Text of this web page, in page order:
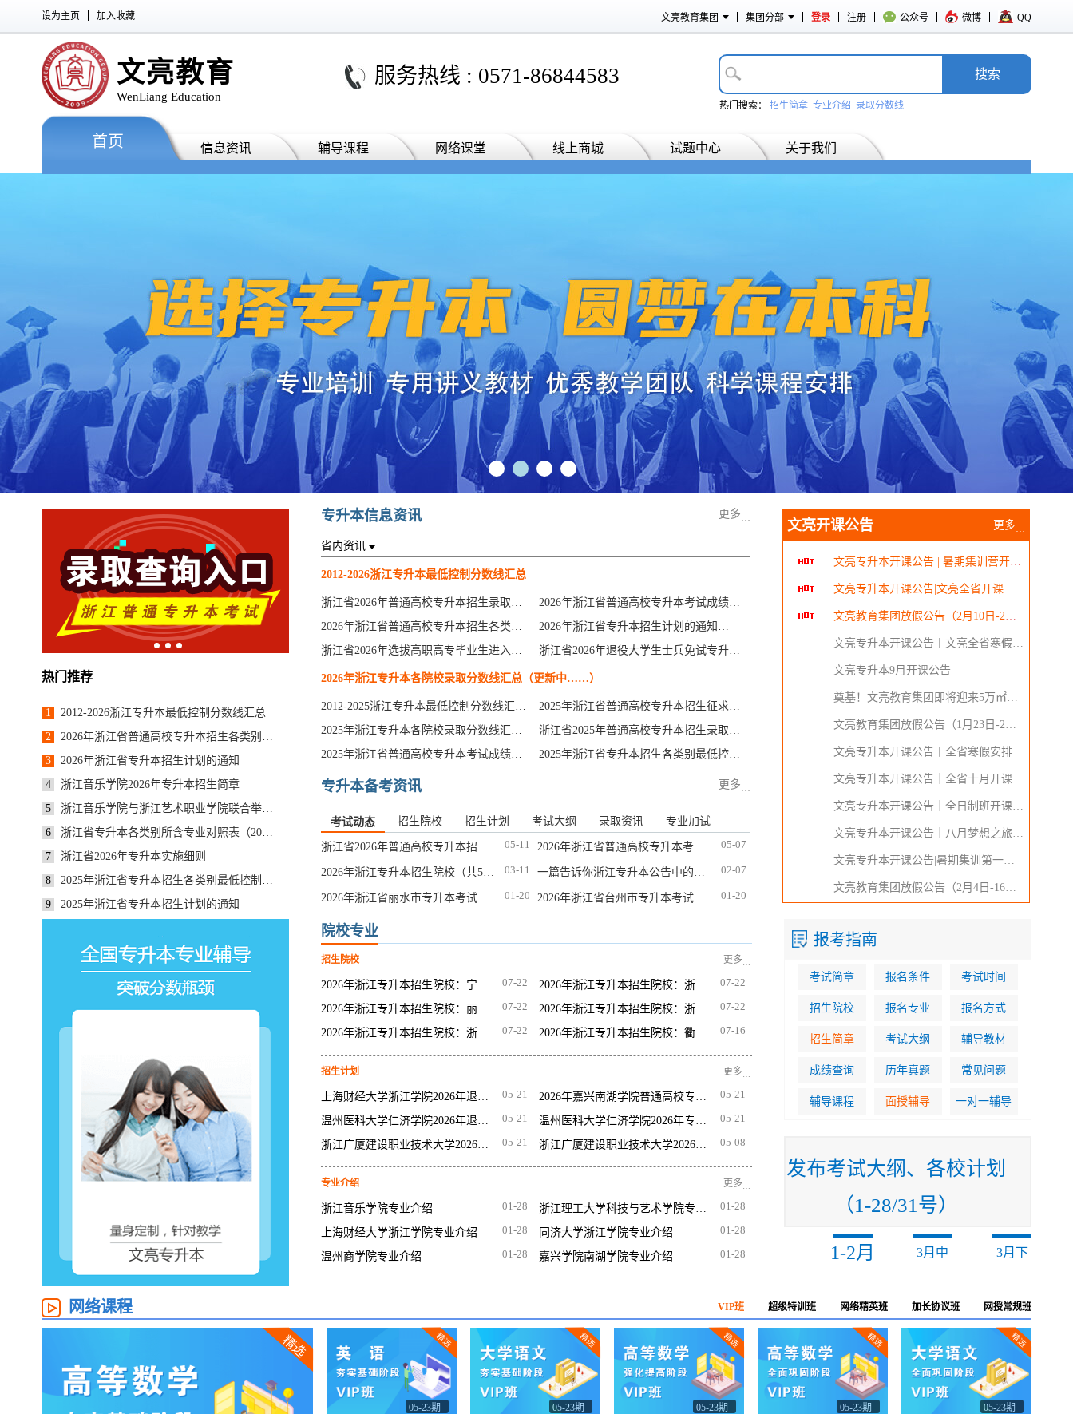
设为主页 加入收藏 文亮教育集团 集团分部 登录 注册 公众号 微博 QQ
文亮教育
WenLiang Education
服务热线 : 0571-86844583 搜­索
热门搜索：招生简章 专业介绍 录取分数线
首页 信息资讯 辅导课程 网络课堂 线上商城 试题中心 关于我们
热门推荐
1
2012-2026浙江专升本最低控制分数线汇总
2
2026年浙江省普通高校专升本招生各类别最低控制分数线通告
3
2026年浙江省专升本招生计划的通知
4
浙江音乐学院2026年专升本招生简章
5
浙江音乐学院与浙江艺术职业学院联合举办2026年专升本音乐表演（越剧器乐）班招生简章
6
浙江省专升本各类别所含专业对照表（2026年版）
7
浙江省2026年专升本实施细则
8
2025年浙江省专升本招生各类别最低控制分数线通告
9
2025年浙江省专升本招生计划的通知
专升本信息资讯 更多…
省内资讯
浙江
河北
2012-2026浙江专升本最低控制分数线汇总
浙江省2026年普通高校专升本招生录取时间安排
2026年浙江省普通高校专升本考试成绩查询入口
2026年浙江省普通高校专升本招生各类别最低控制分数线通告
2026年浙江省专升本招生计划的通知
浙江省2026年选拔高职高专毕业生进入本科学习实施细则
浙江省2026年退役大学生士兵免试专升本招生工作实施办法
2026年浙江专升本各院校录取分数线汇总（更新中……）
2012-2025浙江专升本最低控制分数线汇总
2025年浙江省普通高校专升本招生征求志愿通告
2025年浙江专升本各院校录取分数线汇总（更新中……）
浙江省2025年普通高校专升本招生录取时间安排
2025年浙江省普通高校专升本考试成绩查询入口
2025年浙江省专升本招生各类别最低控制分数线通告
专升本备考资讯 更多…
考试动态 招生院校 招生计划 考试大纲 录取资讯 专业加试
浙江省2026年普通高校专升本招生录取时间安排 05-11 2026年浙江省普通高校专升本考试成绩查询入口 05-07
2026年浙江专升本招生院校（共53所） 03-11 一篇告诉你浙江专升本公告中的隐藏信息！ 02-07
2026年浙江省丽水市专升本考试时间：4月18日 01-20 2026年浙江省台州市专升本考试时间：4月18日 01-20
08-19
08-19
文亮开课公告 更多…
文亮专升本开课公告 | 暑期集训营开课时间安排
文亮专升本开课公告|文亮全省开课安排
文亮教育集团放假公告（2月10日-2月23日）
文亮专升本开课公告丨文亮全省寒假安排
文亮专升本9月开课公告
奠基！文亮教育集团即将迎来5万㎡新总部教育园区！
文亮教育集团放假公告（1月23日-2月4日）
文亮专升本开课公告丨全省寒假安排
文亮专升本开课公告｜全省十月开课公告
文亮专升本开课公告｜全日制班开课公告
文亮专升本开课公告｜八月梦想之旅即将启航
文亮专升本开课公告|暑期集训第一期即将开始
文亮教育集团放假公告（2月4日-16日）
院校专业
招生院校 更多…
2026年浙江专升本招生院校：宁波财经学院 07-22 2026年浙江专升本招生院校：浙江越秀外国语学院 07-22
2026年浙江专升本招生院校：丽水学院 07-22 2026年浙江专升本招生院校：浙江树人学院 07-22
2026年浙江专升本招生院校：浙江水利水电学院 07-22 2026年浙江专升本招生院校：衢州学院 07-16
招生计划 更多…
上海财经大学浙江学院2026年退役大学生士兵免试专升本招生简章 05-21 2026年嘉兴南湖学院普通高校专升本招生计划 05-21
温州医科大学仁济学院2026年退役大学生士兵免试专升本招生简章 05-21 温州医科大学仁济学院2026年专升本招生简章 05-21
浙江广厦建设职业技术大学2026年专升本招生公告 05-21 浙江广厦建设职业技术大学2026年退役大学生士兵免试专升本招生简章 05-08
专业介绍 更多…
浙江音乐学院专业介绍 01-28 浙江理工大学科技与艺术学院专业介绍 01-28
上海财经大学浙江学院专业介绍 01-28 同济大学浙江学院专业介绍 01-28
温州商学院专业介绍 01-28 嘉兴学院南湖学院专业介绍 01-28
报考指南
考试简章 报名条件 考试时间
招生院校 报名专业 报名方式
招生简章 考试大纲 辅导教材
成绩查询 历年真题 常见问题
辅导课程 面授辅导 一对一辅导
发布考试大纲、各校计划
（1-28/31号）
1-2月 3月中
网络课程 VIP班 超级特训班 网络精英班 加长协议班 网授常规班
精选 精选
05-23期
精选
05-23期
精选
05-23期
精选
05-23期
精选
05-23期